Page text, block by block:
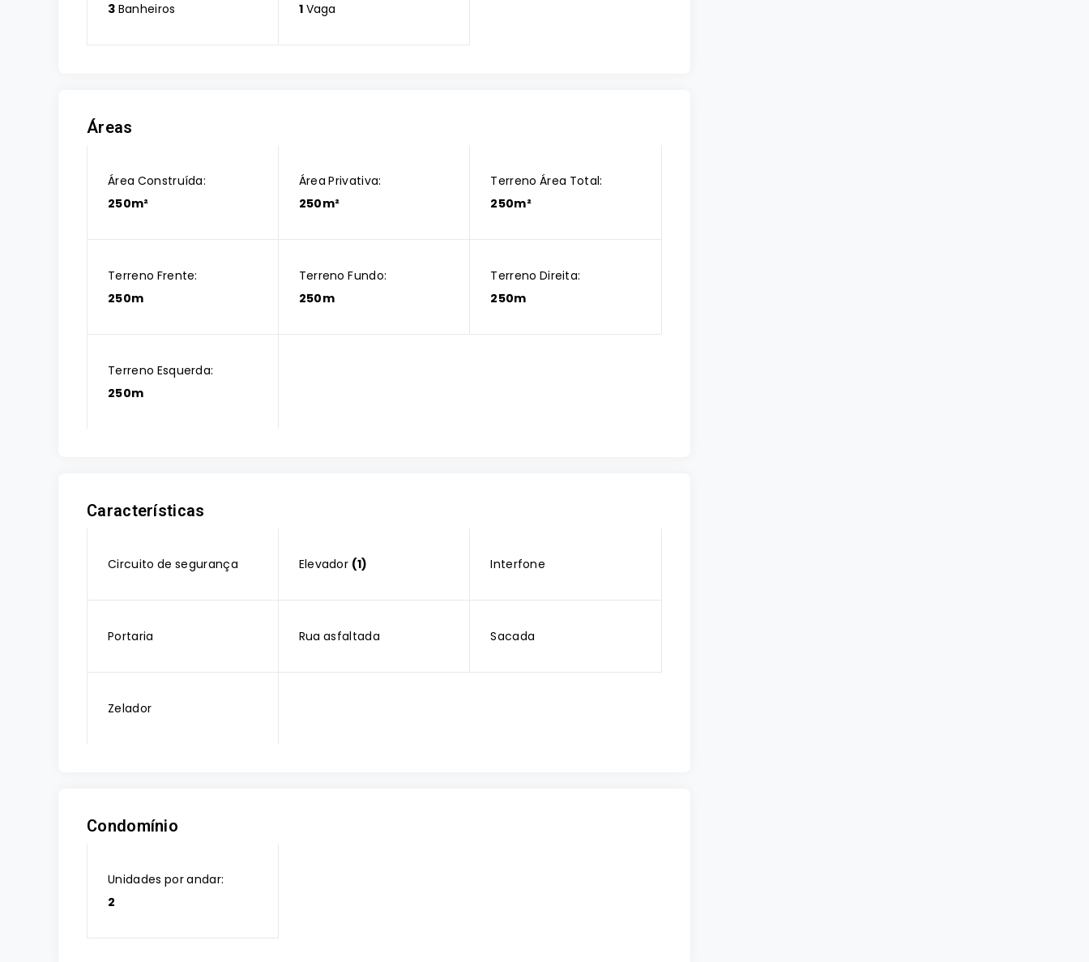
3 Banheiros 1Vaga
Áreas
Área Construída:
250m²
Área Privativa:
250m²
Terreno Área Total:
250m²
Terreno Frente:
250m
Terreno Fundo:
250m
Terreno Direita:
250m
Terreno Esquerda:
250m
Características
Circuito de segurança Elevador (1) Interfone
Portaria Rua asfaltada Sacada
Zelador
Condomínio
Unidades por andar:
2